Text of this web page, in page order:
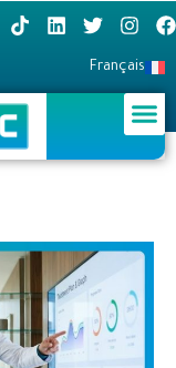
Français